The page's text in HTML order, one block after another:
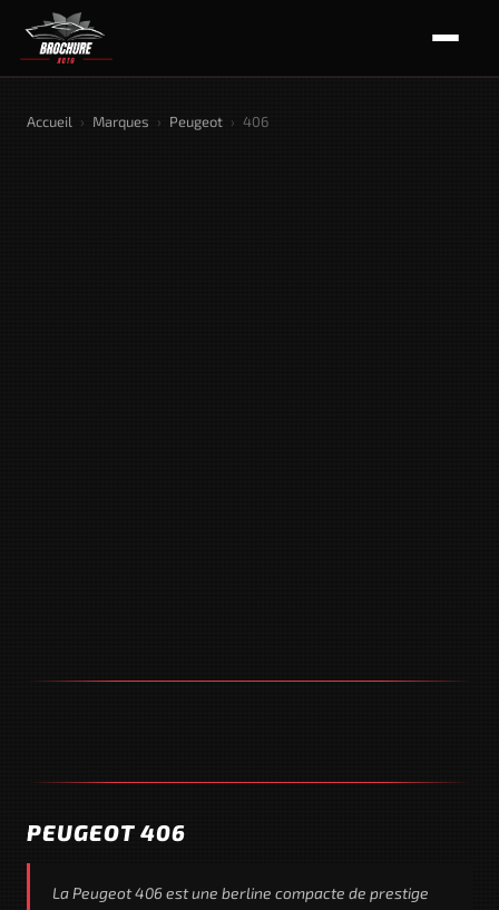
Accueil › Marques › Peugeot › 406
PEUGEOT 406
La Peugeot 406 est une berline compacte de prestige